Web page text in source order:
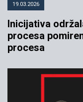
19.03.2026
Inicijativa
procesa
procesa